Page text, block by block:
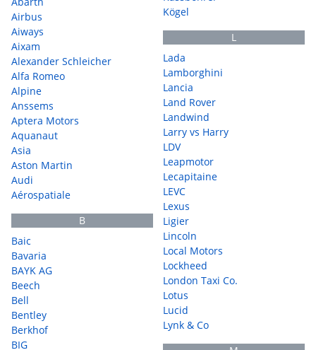
Airbus
Aiways
Aixam
Alexander Schleicher
Alfa Romeo
Alpine
Anssems
Aptera Motors
Aquanaut
Asia
Aston Martin
Audi
Aérospatiale
B
Baic
Bavaria
BAYK AG
Beech
Bell
Bentley
Berkhof
BIG
Kögel
L
Lada
Lamborghini
Lancia
Land Rover
Landwind
Larry vs Harry
LDV
Leapmotor
Lecapitaine
LEVC
Lexus
Ligier
Lincoln
Local Motors
Lockheed
London Taxi Co.
Lotus
Lucid
Lynk & Co